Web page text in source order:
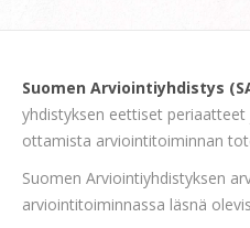
Suomen Arviointiyhdistys
yhdistyksen eettiset
ottamista arviointitoiminnan
Suomen Arviointiyhdistyksen
arviointitoiminnassa läsnä